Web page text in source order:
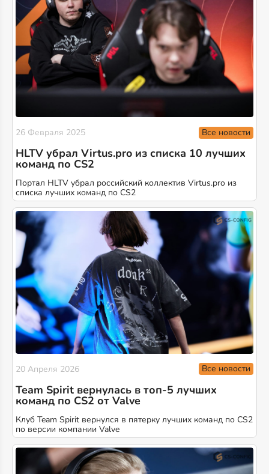
26 Февраля 2025 Все новости
HLTV убрал Virtus.pro из списка 10 лучших
команд по CS2
Портал HLTV убрал российский коллектив Virtus.pro из
списка лучших команд по CS2
20 Апреля 2026 Все новости
Team Spirit вернулась в топ-5 лучших
команд по CS2 от Valve
Клуб Team Spirit вернулся в пятерку лучших команд по CS2
по версии компании Valve